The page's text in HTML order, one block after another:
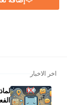
اخر الاخبار